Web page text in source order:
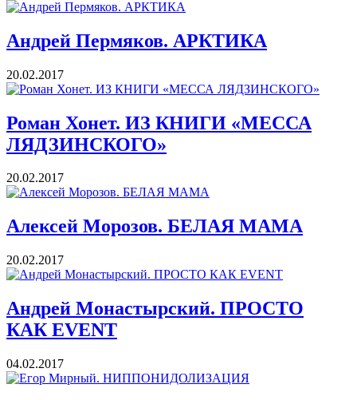
Андрей Пермяков. АРКТИКА
20.02.2017
Роман Хонет. ИЗ КНИГИ «МЕССА
ЛЯДЗИНСКОГО»
20.02.2017
Алексей Морозов. БЕЛАЯ МАМА
20.02.2017
Андрей Монастырский. ПРОСТО
КАК EVENT
04.02.2017